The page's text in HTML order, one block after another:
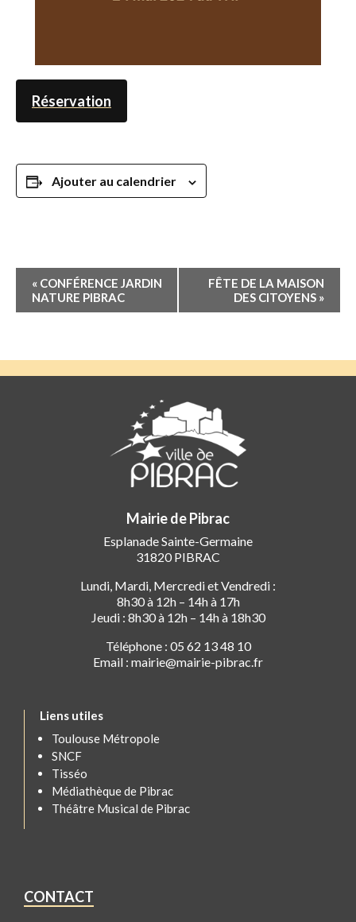
Réservation
Ajouter au calendrier
Navigation
Évènement
« CONFÉRENCE JARDIN
NATURE PIBRAC
FÊTE DE LA MAISON
DES CITOYENS »
Mairie de Pibrac
Esplanade Sainte-Germaine
31820 PIBRAC
Lundi, Mardi, Mercredi et Vendredi :
8h30 à 12h – 14h à 17h
Jeudi : 8h30 à 12h – 14h à 18h30
Téléphone : 05 62 13 48 10
Email : mairie@mairie-pibrac.fr
Liens utiles
Toulouse Métropole
SNCF
Tisséo
Médiathèque de Pibrac
Théâtre Musical de Pibrac
CONTACT